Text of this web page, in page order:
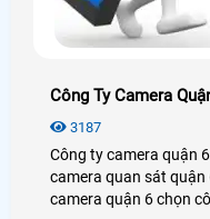
Công Ty Camera
3187
Công ty camera quận
camera quan sát quận
camera quận 6 chọn